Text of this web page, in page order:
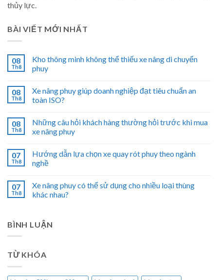
thủy lực.
BÀI VIẾT MỚI NHẤT
08
Th8
Kho thông minh không thể thiếu xe nâng di chuyển
phuy
08
Th8
Xe nâng phuy giúp doanh nghiệp đạt tiêu chuẩn an
toàn ISO?
08
Th8
Những câu hỏi khách hàng thường hỏi trước khi mua
xe nâng phuy
07
Th8
Hướng dẫn lựa chọn xe quay rót phuy theo ngành
nghề
07
Th8
Xe nâng phuy có thể sử dụng cho nhiều loại thùng
khác nhau?
BÌNH LUẬN
TỪ KHÓA